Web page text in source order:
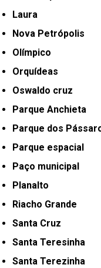
Laura
Nova Petrópolis
Olímpico
Orquídeas
Oswaldo cruz
Parque Anchieta
Parque dos
Parque espacial
Paço municipal
Planalto
Riacho Grande
Santa Cruz
Santa Teresinha
Santa Terezinha